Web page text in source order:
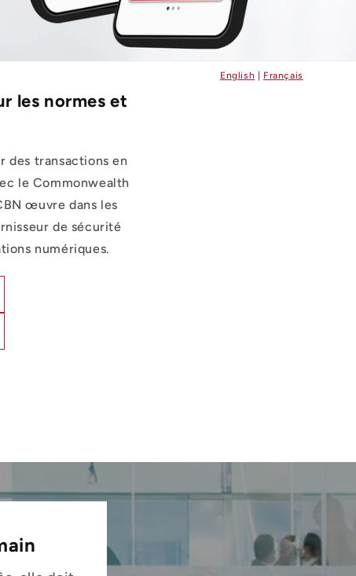
English | Français
les normes et
des transactions en
le Commonwealth
œuvre dans les
de sécurité
numériques.